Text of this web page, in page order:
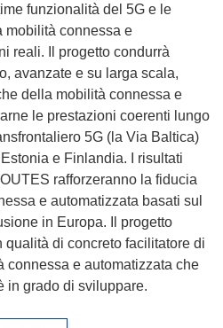
funzionalità del 5G e le
mobilità connessa e
reali. Il progetto condurrà
avanzate e su larga scala,
della mobilità connessa e
le prestazioni coerenti lungo
5G (la Via Baltica)
e Finlandia. I risultati
rafforzeranno la fiducia
e automatizzata basati sul
in Europa. Il progetto
di concreto facilitatore di
connessa e automatizzata che
in grado di sviluppare.